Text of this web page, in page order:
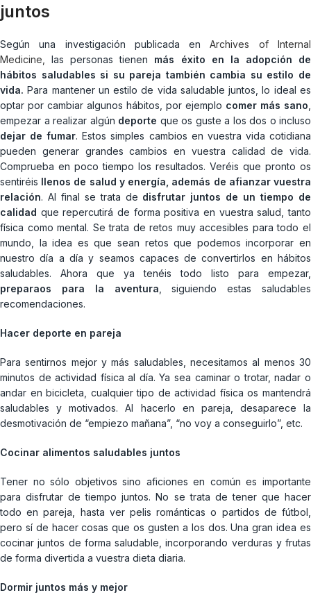
juntos
Según una investigación publicada enArchives of Internal
Medicine,
las personas tienen más éxito en la adopción de
hábitos saludables si su pareja también cambia su estilo de
vida. Para mantener un estilo de vida saludable juntos, lo ideal es
optar por cambiar algunos hábitos, por ejemplo comer más sano
empezar a realizar algún deporte que os guste a los dos o incluso
dejar de fumar. Estos simples cambios en vuestra vida cotidiana
pueden generar grandes cambios en vuestra calidad de vida.
Comprueba en poco tiempo los resultados. Veréis que pronto os
sentiréis llenos de salud y energía, además de afianzar vuestra
relación. Al final se trata de disfrutar juntos de un tiempo de
calidad que repercutirá de forma positiva en vuestra salud, tanto
física como mental. Se trata de retos muy accesibles para todo el
mundo, la idea es que sean retos que podemos incorporar en
nuestro día a día y seamos capaces de convertirlos en hábitos
saludables. Ahora que ya tenéis todo listo para empezar,
preparaos para la aventura , siguiendo estas saludables
recomendaciones.
Hacer deporte en pareja
Para sentirnos mejor y más saludables, necesitamos al menos 30
minutos de actividad física al día. Ya sea caminar o trotar, nadar o
andar en bicicleta, cualquier tipo de actividad física os mantendrá
saludables y motivados. Al hacerlo en pareja, desaparece la
desmotivación de “empiezo mañana”, “no voy a conseguirlo”, etc.
Cocinar alimentos saludables juntos
Tener no sólo objetivos sino aficiones en común es importante
para disfrutar de tiempo juntos. No se trata de tener que hacer
todo en pareja, hasta ver pelis románticas o partidos de fútbol,
pero sí de hacer cosas que os gusten a los dos. Una gran idea es
cocinar juntos de forma saludable, incorporando verduras y frutas
de forma divertida a vuestra dieta diaria.
Dormir juntos más y mejor